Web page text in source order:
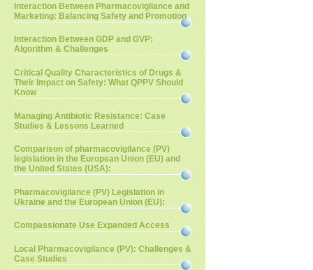
Interaction Between Pharmacovigilance and
Marketing: Balancing Safety and Promotion
Interaction Between GDP and GVP:
Algorithm & Challenges
Critical Quality Characteristics of Drugs &
Their Impact on Safety: What QPPV Should
Know
Managing Antibiotic Resistance: Case
Studies & Lessons Learned
Comparison of pharmacovigilance (PV)
legislation in the European Union (EU) and
the United States (USA):
Pharmacovigilance (PV) Legislation in
Ukraine and the European Union (EU):
Compassionate Use Expanded Access
Local Pharmacovigilance (PV): Challenges &
Case Studies